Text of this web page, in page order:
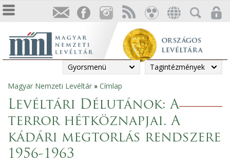
Gyorsmenü Tagintézmények
Jelenlegi
hely
Magyar Nemzeti Levéltár » Címlap
Levéltári Délutánok: A
terror hétköznapjai. A
kádári megtorlás rendszere
1956-1963